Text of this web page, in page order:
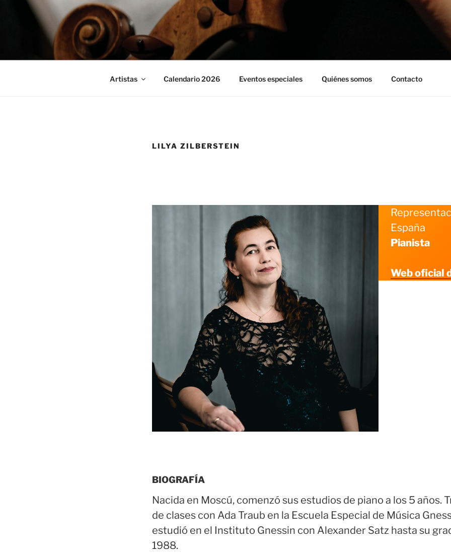
Artistas Calendario 2026 Eventos especiales Quiénes somos Contacto
LILYA ZILBERSTEIN
España
Pianista
Web oficial
BIOGRAFÍA
Nacida en Moscú, comenzó sus estudios de piano a los 5 años.
de clases con Ada Traub en la Escuela Especial de Música
estudió en el Instituto Gnessin con Alexander Satz hasta su
1988.